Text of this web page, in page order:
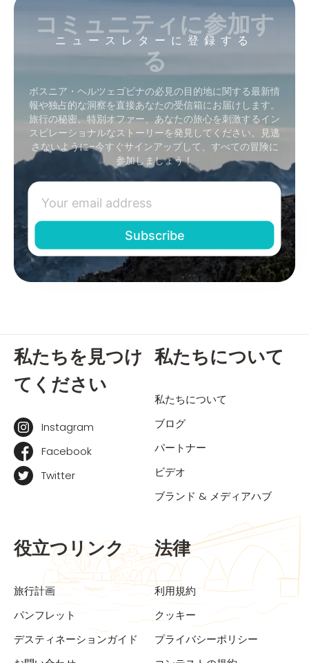
ニュースレターに登録する
コミュニティに参加す
る
ボスニア・ヘルツェゴビナの必見の目的地に関する最新情
報や独占的な洞察を直接あなたの受信箱にお届けします。
旅行の秘密、特別オファー、あなたの旅心を刺激するイン
スピレーショナルなストーリーを発見してください。見逃
さないように–今すぐサインアップして、すべての冒険に
参加しましょう！
私たちを見つけ
てください
Instagram
Facebook
Twitter
私たちについて
私たちについて
ブログ
パートナー
ビデオ
ブランド & メディアハブ
役立つリンク
旅行計画
パンフレット
デスティネーションガイド
法律
利用規約
クッキー
プライバシーポリシー